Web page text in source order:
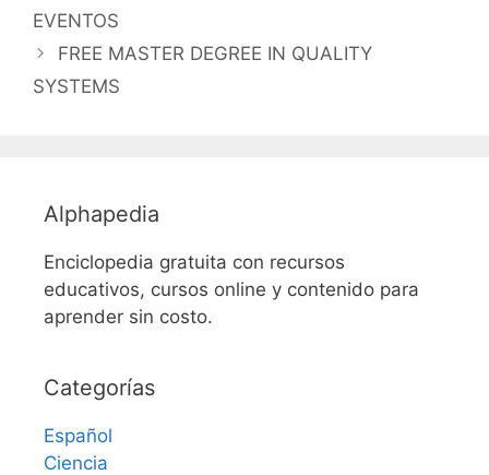
EVENTOS
FREE MASTER DEGREE IN QUALITY
SYSTEMS
Alphapedia
Enciclopedia gratuita con recursos
educativos, cursos online y contenido para
aprender sin costo.
Categorías
Español
Ciencia